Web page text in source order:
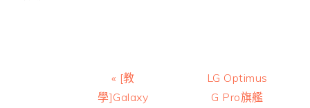
Previous
Post:
« [教
學]Galaxy
Next
Post:
LG Optimus
G Pro旗艦